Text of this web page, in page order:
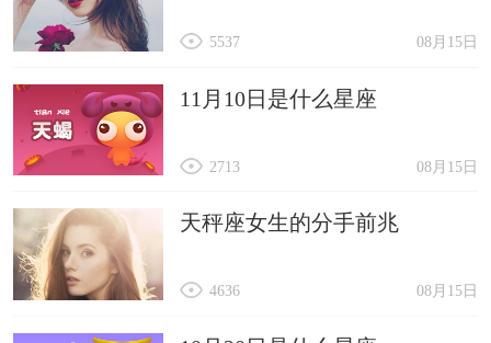
08月15日
5537
11月10日是什么星座
08月15日
2713
天秤座女生的分手前兆
08月15日
4636